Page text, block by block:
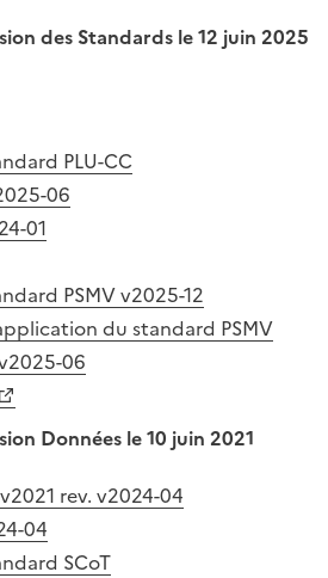
des Standards le 12 juin 2025
PLU-CC
06
01
PSMV v2025-12
du standard PSMV
06
Données le 10 juin 2021
rev. v2024-04
04
SCoT